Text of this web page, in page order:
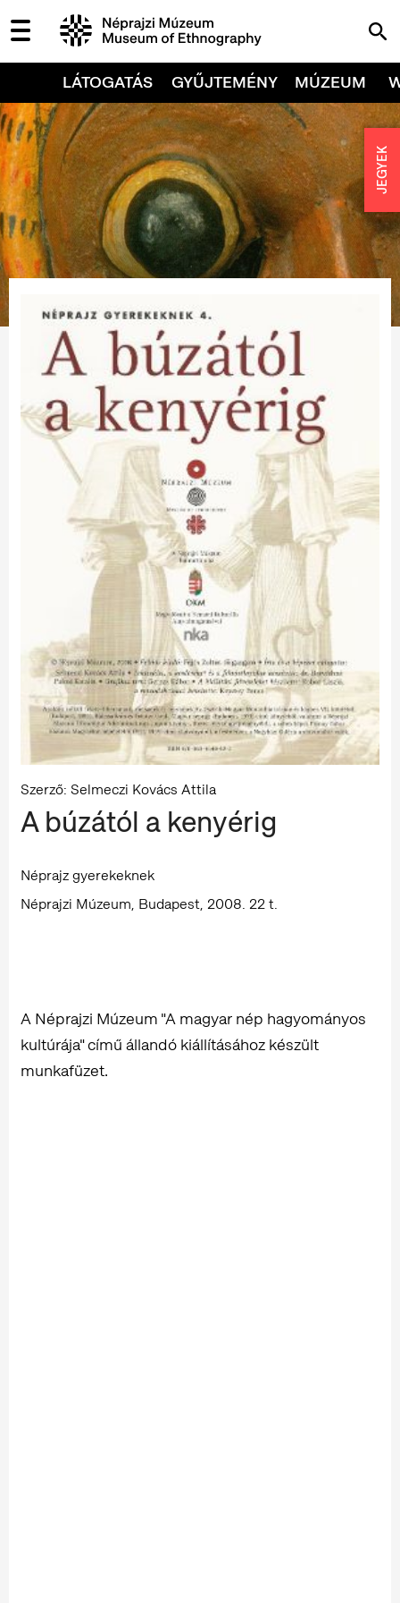
LÁTOGATÁS GYŰJTEMÉNY MÚZEUM
Szerző: Selmeczi Kovács Attila
A búzától a kenyérig
Néprajz gyerekeknek
Néprajzi Múzeum, Budapest, 2008. 22 t.
A Néprajzi Múzeum "A magyar nép hagyományos
kultúrája" című állandó kiállításához készült
munkafüzet.
JEGYEK